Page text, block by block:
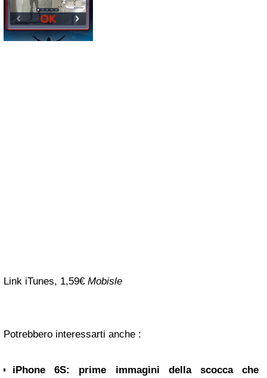
Link iTunes, 1,59€ Mobisle
Potrebbero interessarti anche :
iPhone 6S: prime immagini della scocca che